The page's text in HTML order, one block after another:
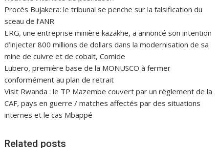
Procès Bujakera: le tribunal se penche sur la falsification du
sceau de l’ANR
ERG, une entreprise minière kazakhe, a annoncé son intention
d’injecter 800 millions de dollars dans la modernisation de sa
mine de cuivre et de cobalt, Comide
Lubero, première base de la MONUSCO à fermer
conformément au plan de retrait
Visit Rwanda : le TP Mazembe couvert par un règlement de la
CAF, pays en guerre / matches affectés par des situations
internes et le cas Mbappé
Related posts